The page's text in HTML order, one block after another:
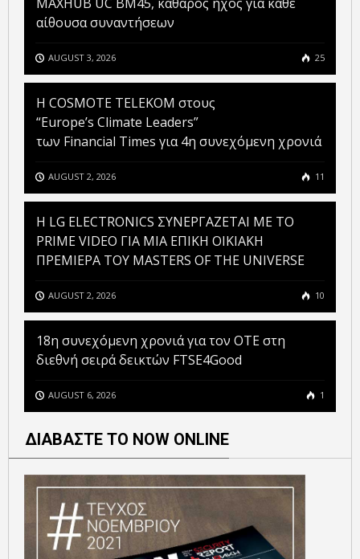
αίθουσα συναντήσεων
AUGUST 3, 2026 25
Η COSMOTE TELEKOM στους
“Europe’s Climate Leaders”
των Financial Times για 4η συνεχόμενη χρονιά
AUGUST 2, 2026 11
H LG ELECTRONICS ΣΥΝΕΡΓΑΖΕΤΑΙ ΜΕ ΤΟ
PRIME VIDEO ΓΙΑ ΜΙΑ ΕΠΙΚΗ ΟΙΚΙΑΚΗ
ΠΡΕΜΙΕΡΑ ΤΟΥ MASTERS OF THE UNIVERSE
AUGUST 2, 2026 10
18η συνεχόμενη χρονιά για τον ΟΤΕ στη
διεθνή σειρά δεικτών FTSE4Good
AUGUST 6, 2026 1
ΔΙΑΒΑΣΤΕ ΤΟ NOW ONLINE